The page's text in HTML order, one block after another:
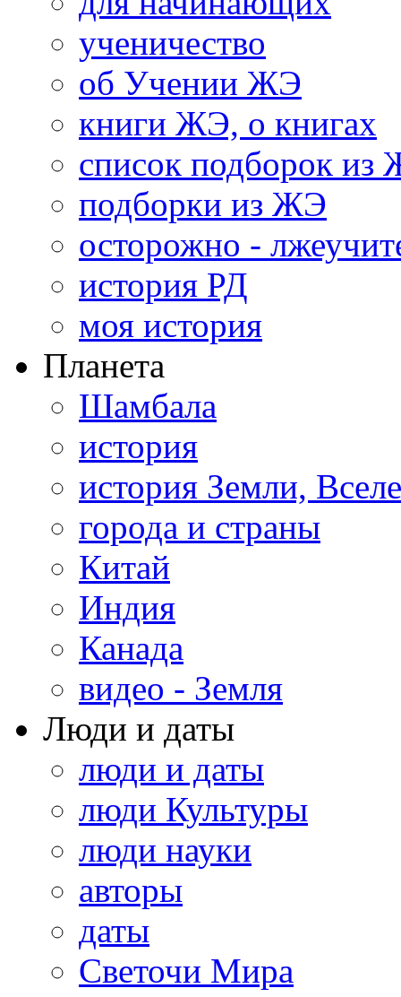
ученичество
об Учении ЖЭ
книги ЖЭ, о книгах
список подборок из
подборки из ЖЭ
осторожно -
история РД
моя история
Планета
Шамбала
история
история Земли,
города и страны
Китай
Индия
Канада
видео - Земля
Люди и даты
люди и даты
люди Культуры
люди науки
авторы
даты
Светочи Мира